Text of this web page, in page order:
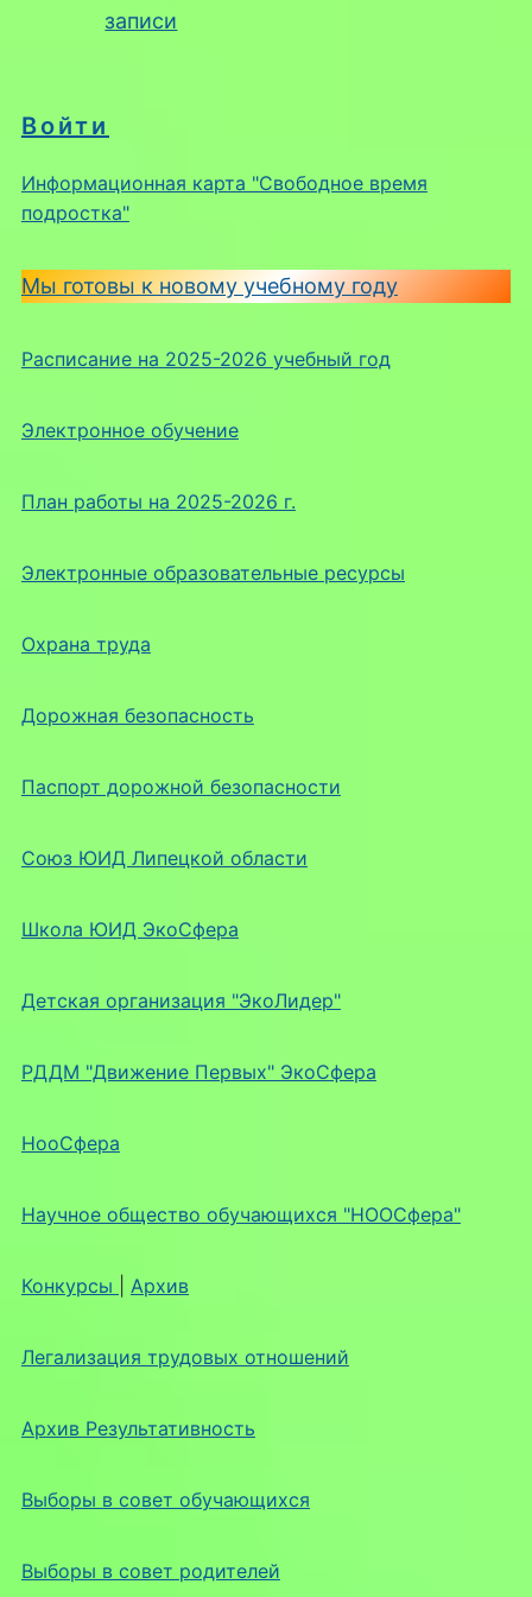
Войти
Информационная карта "Свободное время
подростка"
Мы готовы к новому учебному году
Расписание на 2025-2026 учебный год
Электронное обучение
План работы на 2025-2026 г.
Электронные образовательные ресурсы
Охрана труда
Дорожная безопасность
Паспорт дорожной безопасности
Союз ЮИД Липецкой области
Школа ЮИД ЭкоСфера
Детская организация "ЭкоЛидер"
РДДМ "Движение Первых" ЭкоСфера
НооСфера
Научное общество обучающихся "НООСфера"
Конкурсы Архив
Легализация трудовых отношений
Архив Результативность
Выборы в совет обучающихся
Выборы в совет родителей
записи